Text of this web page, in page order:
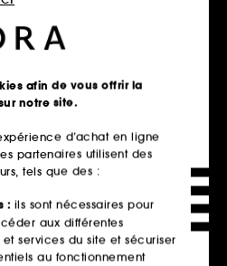
Ajouter au panier
KILIAN PARIS
Love, Don't Be Shy Extreme
afin de vous offrir la
notre site.
d’achat en ligne
partenaires utilisent des
tels que des :
: ils sont nécessaires pour
aux différentes
services du site et sécuriser
au fonctionnement